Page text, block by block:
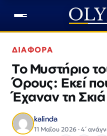
ΔΙΑΦΟΡΑ
Το Μυστήριο
Όρους: Εκεί
Έχαναν τη
kalinda
11 Μαΐου 2026 · 4΄